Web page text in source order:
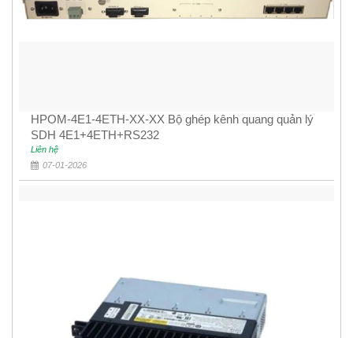
HPOM-4E1-4ETH-XX-XX Bộ ghép kênh quang quản lý
SDH 4E1+4ETH+RS232
Liên hệ
07-01-2026